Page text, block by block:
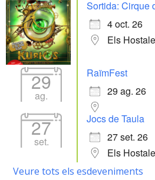
Sortida: Cirque
4 oct. 26
Els
29
ag.
RaïmFest
29 ag. 26
27
set.
Jocs de Taula
27 set. 26
Els
Veure tots els esdeveniments